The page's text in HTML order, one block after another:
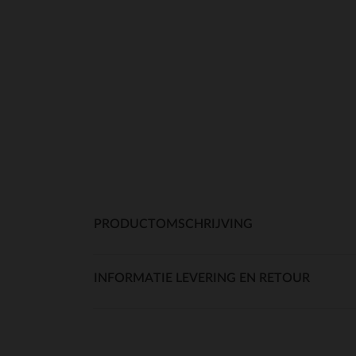
PRODUCTOMSCHRIJVING
INFORMATIE LEVERING EN RETOUR